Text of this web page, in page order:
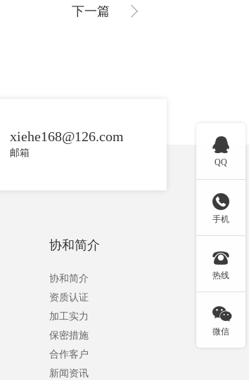
下一篇
xiehe168@126.com
邮箱
协和简介
协和简介
资质认证
加工实力
保密措施
合作客户
新闻资讯

QQ

手机

热线

微信